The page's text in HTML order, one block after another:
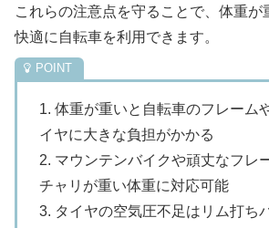
これらの注意点を守ることで、体重が
快適に自転車を利用できます。
1. 体重が重いと自転車のフレーム
イヤに大きな負担がかかる
2. マウンテンバイクや頑丈なフレ
チャリが重い体重に対応可能
3. タイヤの空気圧不足はリム打ち